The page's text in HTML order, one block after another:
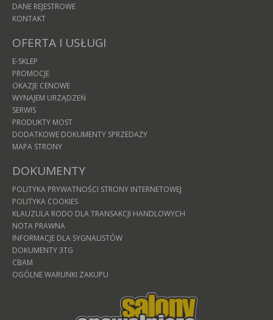
DANE REJESTROWE
KONTAKT
OFERTA I USŁUGI
E-SKLEP
PROMOCJE
OKAZJE CENOWE
WYNAJEM URZĄDZEŃ
SERWIS
PRODUKTY MOST
DODATKOWE DOKUMENTY SPRZEDAŻY
MAPA STRONY
DOKUMENTY
POLITYKA PRYWATNOŚCI STRONY INTERNETOWEJ
POLITYKA COOKIES
KLAUZULA RODO DLA TRANSAKCJI HANDLOWYCH
NOTA PRAWNA
INFORMACJE DLA SYGNALISTÓW
DOKUMENTY 3TG
CBAM
OGÓLNE WARUNKI ZAKUPU